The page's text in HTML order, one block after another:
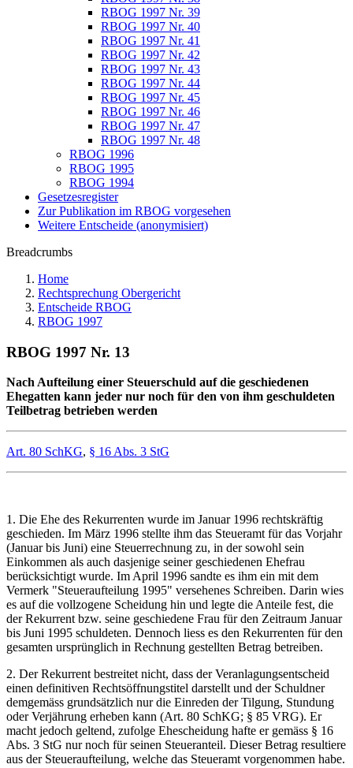
RBOG 1997 Nr. 39
RBOG 1997 Nr. 40
RBOG 1997 Nr. 41
RBOG 1997 Nr. 42
RBOG 1997 Nr. 43
RBOG 1997 Nr. 44
RBOG 1997 Nr. 45
RBOG 1997 Nr. 46
RBOG 1997 Nr. 47
RBOG 1997 Nr. 48
RBOG 1996
RBOG 1995
RBOG 1994
Gesetzesregister
Zur Publikation im RBOG vorgesehen
Weitere Entscheide (anonymisiert)
Breadcrumbs
Home
Rechtsprechung Obergericht
Entscheide RBOG
RBOG 1997
RBOG 1997 Nr. 13
Nach Aufteilung einer Steuerschuld auf die geschiedenen
Ehegatten kann jeder nur noch für den von ihm geschuldeten
Teilbetrag betrieben werden
Art. 80 SchKG, § 16 Abs. 3 StG
1. Die Ehe des Rekurrenten wurde im Januar 1996 rechtskräftig
geschieden. Im März 1996 stellte ihm das Steueramt für das Vorjahr
(Januar bis Juni) eine Steuerrechnung zu, in der sowohl sein
Einkommen als auch dasjenige seiner geschiedenen Ehefrau
berücksichtigt wurde. Im April 1996 sandte es ihm ein mit dem
Vermerk "Steueraufteilung 1995" versehenes Schreiben. Darin wies
es auf die vollzogene Scheidung hin und legte die Anteile fest, die
der Rekurrent bzw. seine geschiedene Frau für den Zeitraum Januar
bis Juni 1995 schuldeten. Dennoch liess es den Rekurrenten für den
gesamten ursprünglich in Rechnung gestellten Betrag betreiben.
2. Der Rekurrent bestreitet nicht, dass der Veranlagungsentscheid
einen definitiven Rechtsöffnungstitel darstellt und der Schuldner
demgemäss grundsätzlich nur die Einreden der Tilgung, Stundung
oder Verjährung erheben kann (Art. 80 SchKG; § 85 VRG). Er
macht jedoch geltend, zufolge Ehescheidung hafte er gemäss § 16
Abs. 3 StG nur noch für seinen Steueranteil. Dieser Betrag resultiere
aus der Steueraufteilung, welche das Steueramt vorgenommen habe.